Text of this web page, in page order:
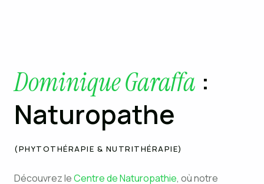
Dominique Garaffa :
Naturopathe
(PHYTOTHÉRAPIE & NUTRITHÉRAPIE)
Découvrez leCentre de Naturopathie, où notre